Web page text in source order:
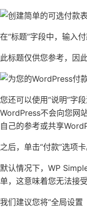
在“标题”字段中，输入付
此标题仅供您参考，因
您还可以使用“说明”字
WordPress不会向您网
自己的参考或共享
之后，单击“付款”选项卡
默认情况下，WP
单，这意味着您无法接
我们建议您将“全局设置